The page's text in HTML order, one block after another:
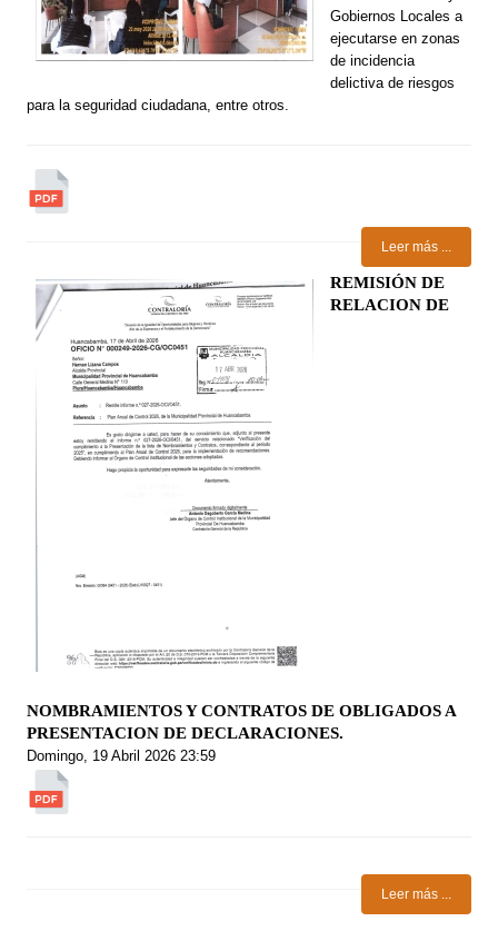
Gobiernos Locales a
ejecutarse en zonas
de incidencia
delictiva de riesgos
para la seguridad ciudadana, entre otros.
Leer más ...
REMISIÓN DE
RELACION DE
NOMBRAMIENTOS Y CONTRATOS DE OBLIGADOS A
PRESENTACION DE DECLARACIONES.
Domingo, 19 Abril 2026 23:59
Leer más ...